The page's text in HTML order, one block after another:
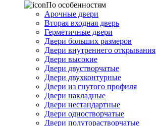
По особенностям
Арочные двери
Вторая входная дверь
Герметичные двери
Двери больших размеров
Двери внутреннего открывания
Двери высокие
Двери двустворчатые
Двери двухконтурные
Двери из гнутого профиля
Двери накладные
Двери нестандартные
Двери одностворчатые
Двери полуторастворчатые